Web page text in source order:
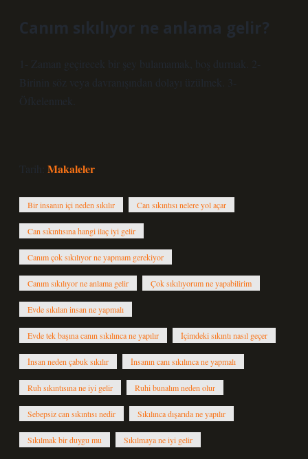
Canım sıkılıyor ne anlama gelir?
1- Zaman geçirecek bir şey bulamamak, boş durmak. 2-
Birinin söz veya davranışından dolayı üzülmek. 3-
Öfkelenmek.
Tarih: Makaleler
Bir insanın içi neden sıkılır Can sıkıntısı nelere yol açar
Can sıkıntısına hangi ilaç iyi gelir
Canım çok sıkılıyor ne yapmam gerekiyor
Canım sıkılıyor ne anlama gelir Çok sıkılıyorum ne yapabilirim
Evde sıkılan insan ne yapmalı
Evde tek başına canın sıkılınca ne yapılır İçimdeki sıkıntı nasıl geçer
İnsan neden çabuk sıkılır İnsanın canı sıkılınca ne yapmalı
Ruh sıkıntısına ne iyi gelir Ruhi bunalım neden olur
Sebepsiz can sıkıntısı nedir Sıkılınca dışarıda ne yapılır
Sıkılmak bir duygu mu Sıkılmaya ne iyi gelir